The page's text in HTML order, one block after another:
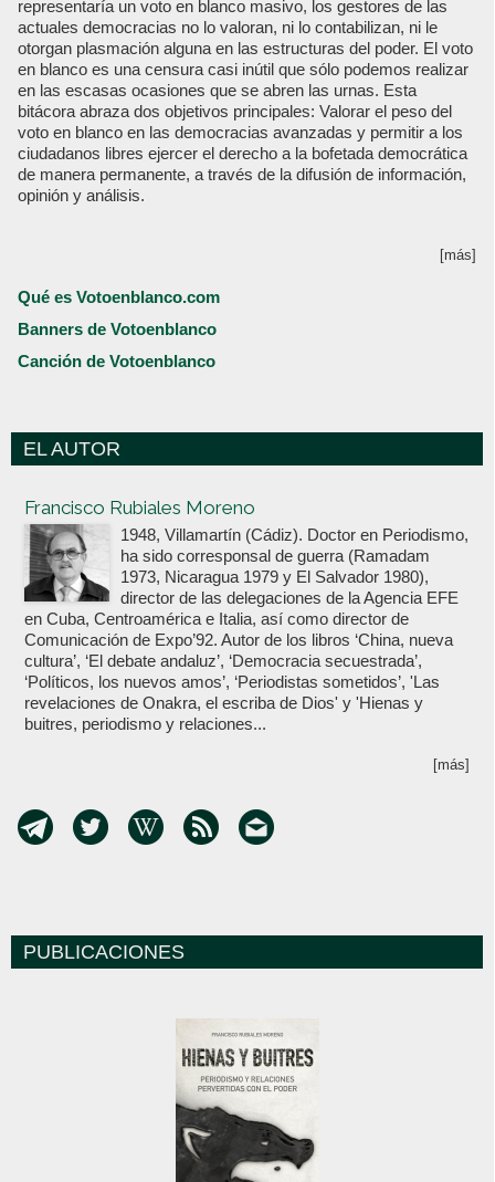
representaría un voto en blanco masivo, los gestores de las
actuales democracias no lo valoran, ni lo contabilizan, ni le
otorgan plasmación alguna en las estructuras del poder. El voto
en blanco es una censura casi inútil que sólo podemos realizar
en las escasas ocasiones que se abren las urnas. Esta
bitácora abraza dos objetivos principales: Valorar el peso del
voto en blanco en las democracias avanzadas y permitir a los
ciudadanos libres ejercer el derecho a la bofetada democrática
de manera permanente, a través de la difusión de información,
opinión y análisis.
[más]
Qué es Votoenblanco.com
Banners de Votoenblanco
Canción de Votoenblanco
EL AUTOR
Francisco Rubiales Moreno
1948, Villamartín (Cádiz). Doctor en Periodismo,
ha sido corresponsal de guerra (Ramadam
1973, Nicaragua 1979 y El Salvador 1980),
director de las delegaciones de la Agencia EFE
en Cuba, Centroamérica e Italia, así como director de
Comunicación de Expo’92. Autor de los libros ‘China, nueva
cultura’, ‘El debate andaluz’, ‘Democracia secuestrada’,
‘Políticos, los nuevos amos’, ‘Periodistas sometidos’, 'Las
revelaciones de Onakra, el escriba de Dios' y 'Hienas y
buitres, periodismo y relaciones...
[más]
PUBLICACIONES